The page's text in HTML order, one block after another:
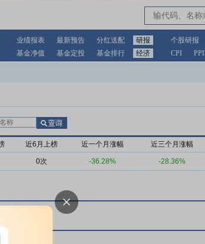
业绩报表 最新预告 分红送配 研报 个股研报
基金净值 基金定投 基金排行 经济 CPI PPI
近6月上榜 近一个月涨幅 近三个月涨幅
0次 -36.28% -28.36%